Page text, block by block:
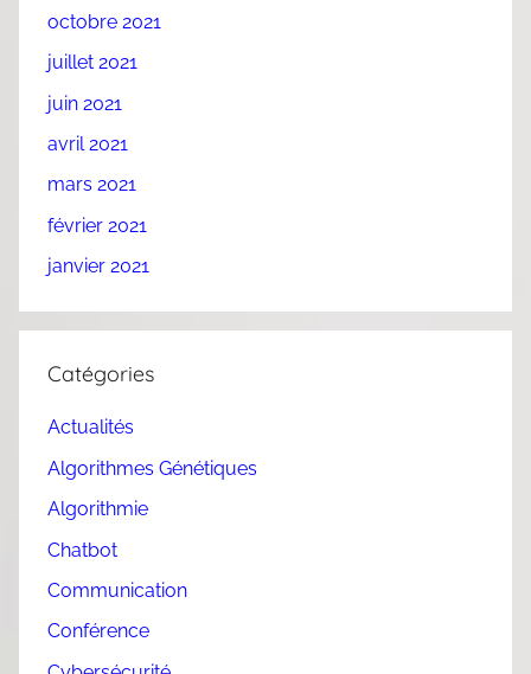
octobre 2021
juillet 2021
juin 2021
avril 2021
mars 2021
février 2021
janvier 2021
Catégories
Actualités
Algorithmes Génétiques
Algorithmie
Chatbot
Communication
Conférence